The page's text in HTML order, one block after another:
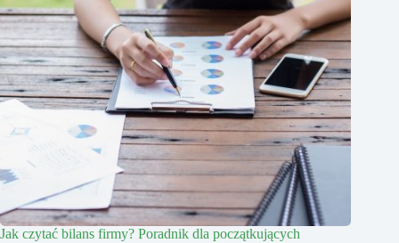
Jak czytać bilans firmy? Poradnik dla początkujących